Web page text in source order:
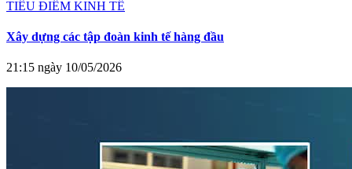
TIÊU ĐIỂM KINH TẾ
Xây dựng các tập đoàn kinh tế hàng đầu
21:15 ngày 10/05/2026